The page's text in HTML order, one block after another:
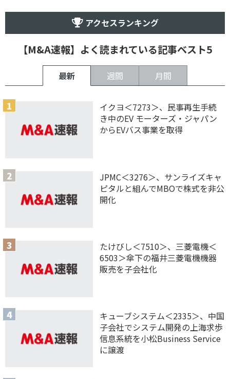
アクセスランキング
【M&A速報】よく読まれている記事ベスト5
最新 週間 月間
イクヨ＜7273＞、民事再生手続
き中のEV モーターズ・ジャパン
からEVバス事業を取得
JPMC＜3276＞、サンライズキャ
ピタルと組んでMBOで株式を非公
開化
たけびし＜7510＞、三菱電機＜
6503＞傘下の福井三菱電機機器
販売を子会社化
キューブシステム＜2335＞、中国
子会社でシステム開発の上海求歩
信息系統を小松Business Service
に譲渡